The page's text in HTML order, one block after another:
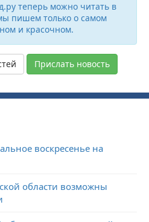
теперь можно читать в
пишем только о самом
и красочном.
Прислать новость
воскресенье на
области возможны